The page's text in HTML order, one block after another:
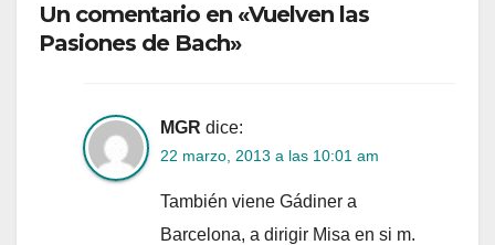
Un comentario en «Vuelven las
Pasiones de Bach»
MGR dice:
22 marzo, 2013 a las 10:01 am
También viene Gádiner a
Barcelona, a dirigir Misa en si m.